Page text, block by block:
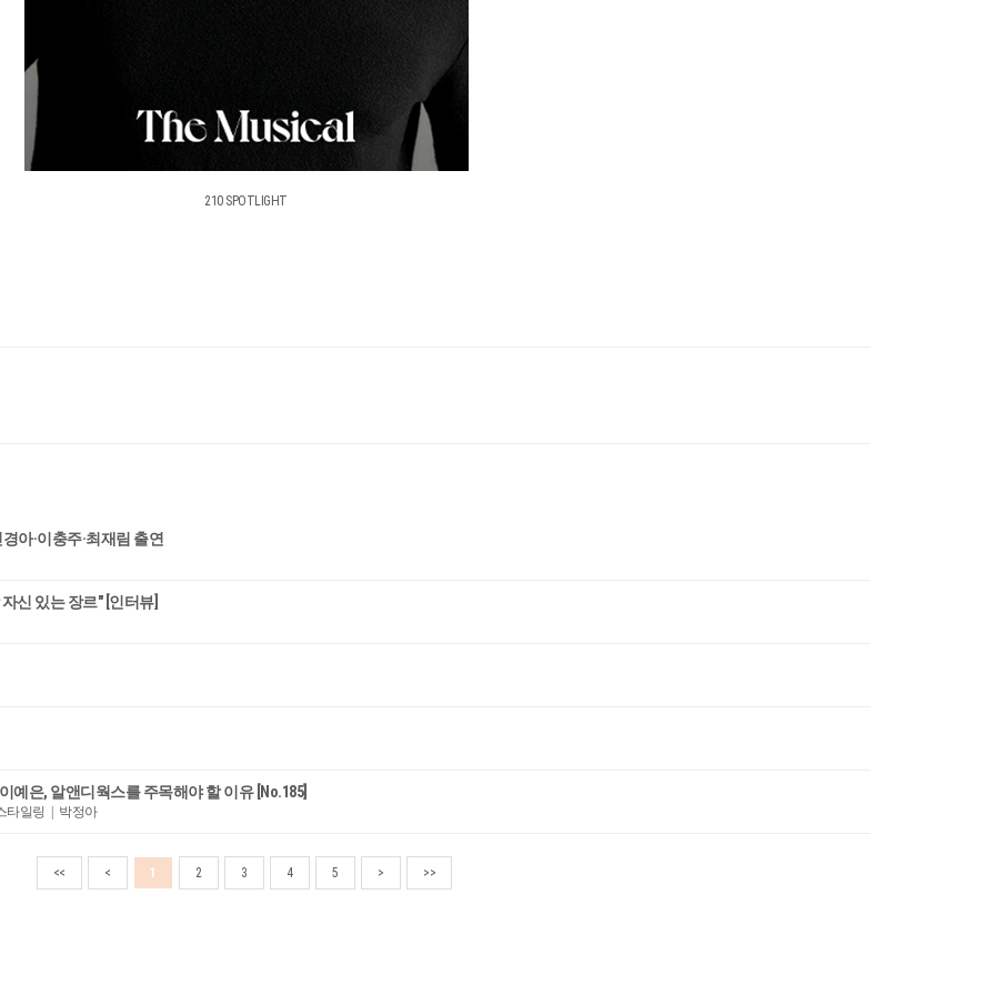
210 SPOTLIGHT
아·이충주·최재림 출연
신 있는 장르" [인터뷰]
이예은, 알앤디웍스를 주목해야 할 이유 [No.185]
타일링 | 박정아
<< < 1 2 3 4 5 > >>